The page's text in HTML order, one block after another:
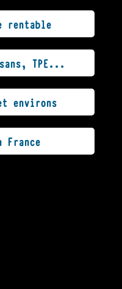
TPE...
environs